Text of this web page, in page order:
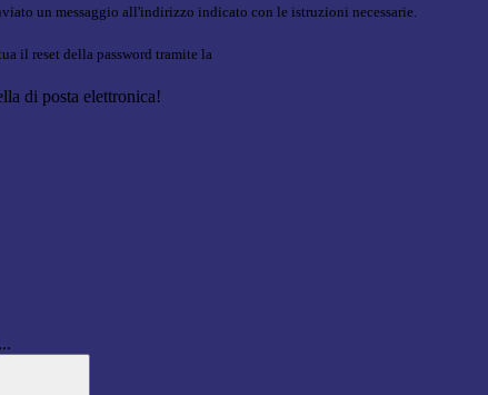
un messaggio all'indirizzo indicato con le istruzioni necessarie.
il reset della password tramite la
di posta elettronica!